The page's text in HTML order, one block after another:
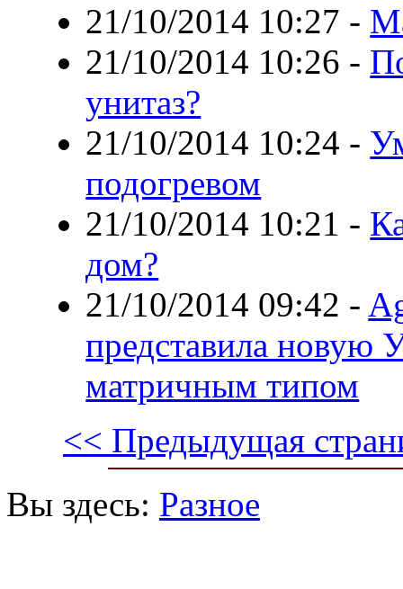
21/10/2014 10:27 -
21/10/2014 10:26 -
унитаз?
21/10/2014 10:24 -
подогревом
21/10/2014 10:21 -
дом?
21/10/2014 09:42 -
представила новую
матричным типом
<< Предыдущая
Вы здесь: Разное